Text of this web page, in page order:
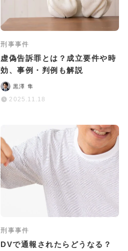
刑事事件
虚偽告訴罪とは？成立要件や時
効、事例・判例も解説
黒澤 隼
2025.11.18
刑事事件
DVで通報されたらどうなる？